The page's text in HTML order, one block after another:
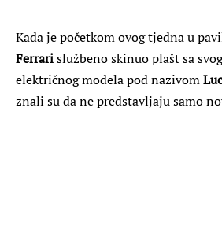
Kada je početkom ovog tjedna u
Ferrarislužbeno skinuo plašt sa
električnog modela pod nazivom
znali su da ne predstavljaju samo